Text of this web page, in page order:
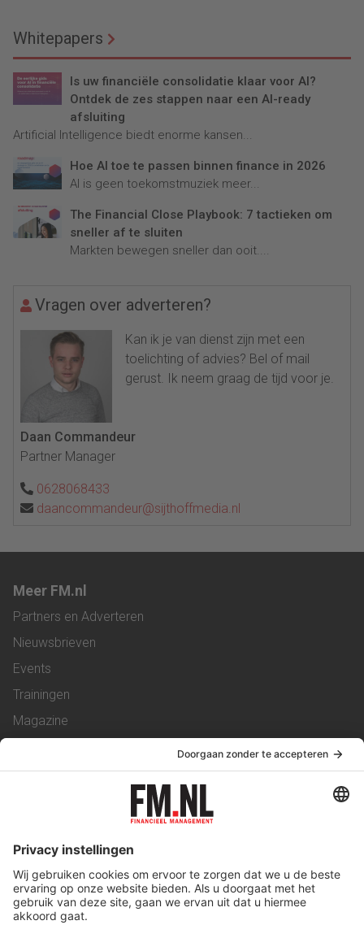
Whitepapers
Is uw financiële consolidatie klaar voor AI?
Ontdek de zes stappen naar een AI-ready
afsluiting
Artificial Intelligence biedt enorme kansen...
Hoe AI toe te passen binnen finance in 2026
AI is geen toekomstmuziek meer...
The Financial Close Playbook: 7 tactieken om
sneller af te sluiten
Markten bewegen sneller dan ooit....
Vragen over adverteren?
Kan ik je van dienst zijn met een
toelichting of advies? Bel of mail
gerust. Ik neem graag de tijd voor je.
Daan Commandeur
Partner Manager
0628068433
daancommandeur@sijthoffmedia.nl
Meer FM.nl
Partners en Adverteren
Nieuwsbrieven
Events
Trainingen
Magazine
Service & Contact
Werken bij ons
Privacy Statement
Algemene Voorwaarden